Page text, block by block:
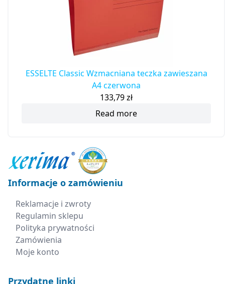
ESSELTE Classic Wzmacniana teczka zawieszana
A4 czerwona
133,79zł
Read more
Informacje o zamówieniu
Reklamacje i zwroty
Regulamin sklepu
Polityka prywatności
Zamówienia
Moje konto
Przydatne linki